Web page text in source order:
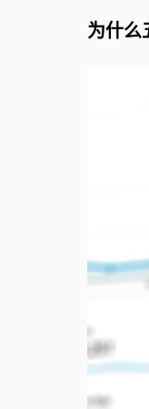
为什么